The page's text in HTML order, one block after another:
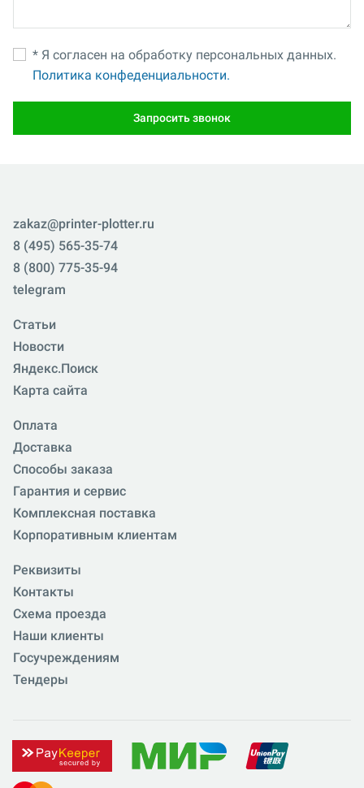
* Я согласен на обработку персональных данных.
Политика конфеденциальности.
Запросить звонок
zakaz@printer-plotter.ru
8 (495) 565-35-74
8 (800) 775-35-94
telegram
Статьи
Новости
Яндекс.Поиск
Карта сайта
Оплата
Доставка
Способы заказа
Гарантия и сервис
Комплексная поставка
Корпоративным клиентам
Реквизиты
Контакты
Схема проезда
Наши клиенты
Госучреждениям
Тендеры